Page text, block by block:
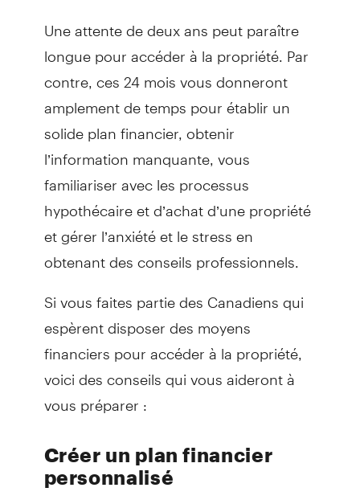
Une attente de deux ans peut paraître
longue pour accéder à la propriété. Par
contre, ces 24 mois vous donneront
amplement de temps pour établir un
solide plan financier, obtenir
l’information manquante, vous
familiariser avec les processus
hypothécaire et d’achat d’une propriété
et gérer l’anxiété et le stress en
obtenant des conseils professionnels.
Si vous faites partie des Canadiens qui
espèrent disposer des moyens
financiers pour accéder à la propriété,
voici des conseils qui vous aideront à
vous préparer :
Créer un plan financier
personnalisé